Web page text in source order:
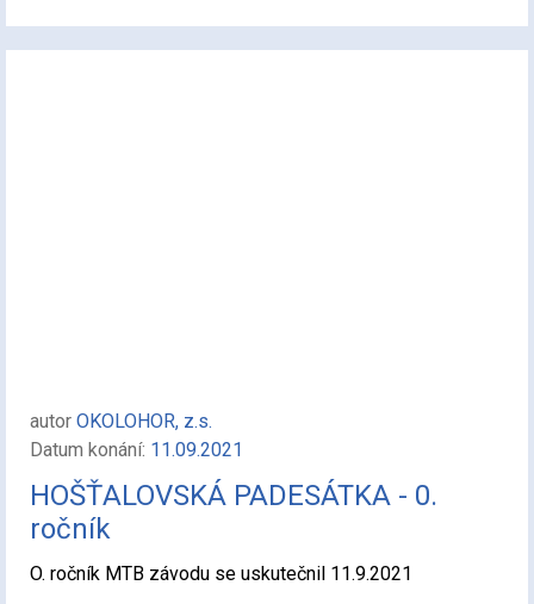
autor OKOLOHOR, z.s.
Datum konání: 11.09.2021
HOŠŤALOVSKÁ PADESÁTKA - 0.
ročník
O. ročník MTB závodu se uskutečnil 11.9.2021